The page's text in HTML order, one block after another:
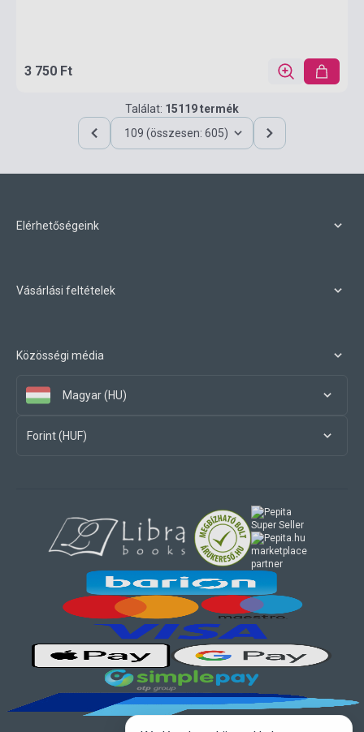
3 750 Ft
Találat: 15119 termék
109 (összesen: 605)
Elérhetőségeink
Vásárlási feltételek
Közösségi média
Magyar (HU)
Forint (HUF)
marketplace
partner